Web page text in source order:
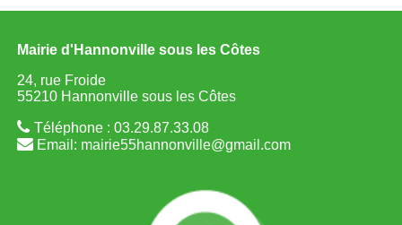
Mairie d'Hannonville sous les Côtes
24, rue Froide
55210 Hannonville sous les Côtes
Téléphone : 03.29.87.33.08
Email: mairie55hannonville@gmail.com